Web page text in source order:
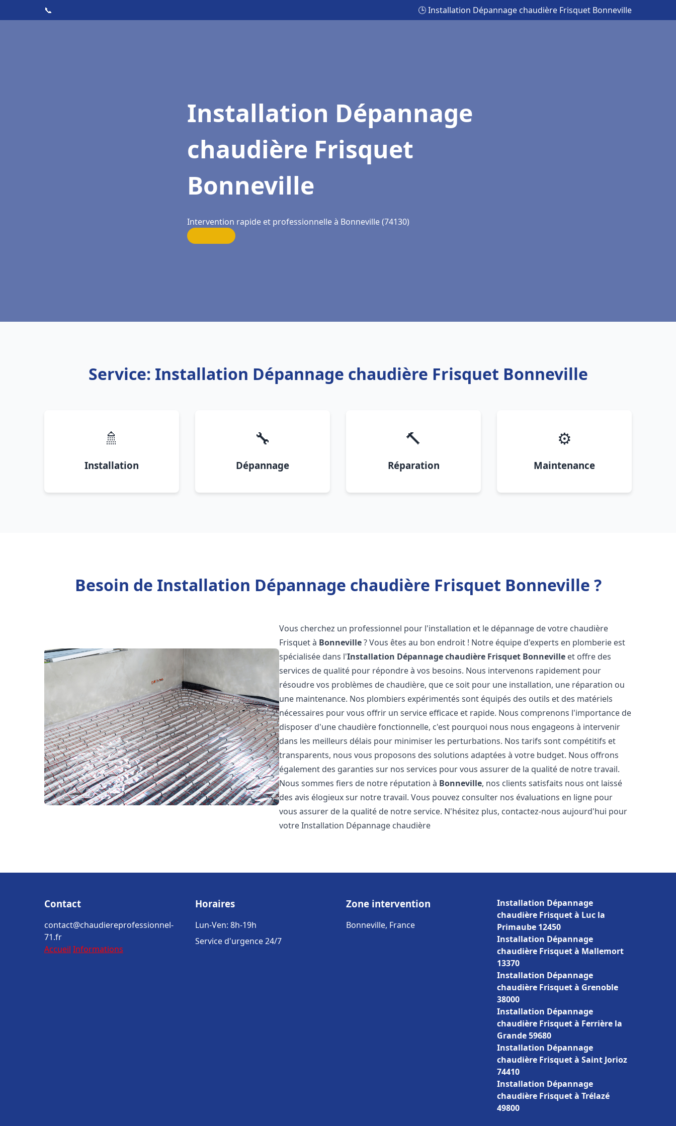
📞 🕒 Installation Dépannage chaudière Frisquet Bonneville
Installation Dépannage
chaudière Frisquet
Bonneville
Intervention rapide et professionnelle à Bonneville (74130)
Service: Installation Dépannage chaudière Frisquet Bonneville
🚿
Installation
🔧
Dépannage
🔨
Réparation
⚙️
Maintenance
Besoin de Installation Dépannage chaudière Frisquet Bonneville ?
Vous cherchez un professionnel pour l'installation et le dépannage de votre chaudière
Frisquet à Bonneville? Vous êtes au bon endroit ! Notre équipe d'experts en plomberie est
spécialisée dans l'Installation Dépannage chaudière Frisquet Bonneville et offre des
services de qualité pour répondre à vos besoins. Nous intervenons rapidement pour
résoudre vos problèmes de chaudière, que ce soit pour une installation, une réparation ou
une maintenance. Nos plombiers expérimentés sont équipés des outils et des matériels
nécessaires pour vous offrir un service efficace et rapide. Nous comprenons l'importance de
disposer d'une chaudière fonctionnelle, c'est pourquoi nous nous engageons à intervenir
dans les meilleurs délais pour minimiser les perturbations. Nos tarifs sont compétitifs et
transparents, nous vous proposons des solutions adaptées à votre budget. Nous offrons
également des garanties sur nos services pour vous assurer de la qualité de notre travail.
Nous sommes fiers de notre réputation à Bonneville, nos clients satisfaits nous ont laissé
des avis élogieux sur notre travail. Vous pouvez consulter nos évaluations en ligne pour
vous assurer de la qualité de notre service. N'hésitez plus, contactez-nous aujourd'hui pour
votre Installation Dépannage chaudière
Contact
contact@chaudiereprofessionnel-
71.fr
Accueil Informations
Horaires
Lun-Ven: 8h-19h
Service d'urgence 24/7
Zone intervention
Bonneville, France
Installation Dépannage
chaudière Frisquet à Luc la
Primaube 12450
Installation Dépannage
chaudière Frisquet à Mallemort
13370
Installation Dépannage
chaudière Frisquet à Grenoble
38000
Installation Dépannage
chaudière Frisquet à Ferrière la
Grande 59680
Installation Dépannage
chaudière Frisquet à Saint Jorioz
74410
Installation Dépannage
chaudière Frisquet à Trélazé
49800